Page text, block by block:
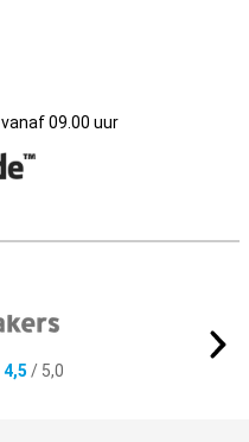
vanaf 09.00 uur
4,5 / 5,0